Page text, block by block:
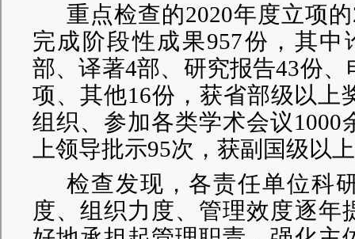
重点检查的2020年度立项
完成阶段性成果957份，其中
部、译著4部、研究报告43份
项、其他16份，获省部级以上
组织、参加各类学术会议1000
上领导批示95次，获副国级以
检查发现，各责任单位科
度、组织力度、管理效度逐年